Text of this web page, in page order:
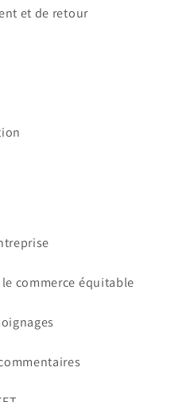
et de retour
commerce équitable